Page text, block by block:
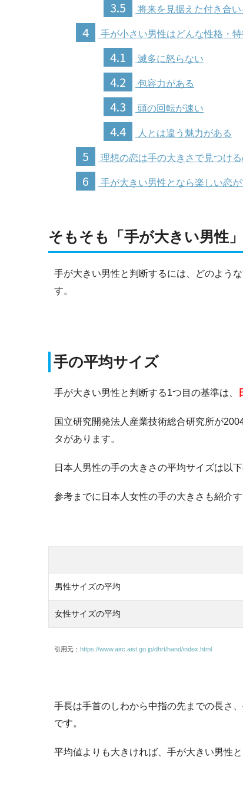
3.5 将来を見据えた付き合い
4 手が小さい男性はどんな性格・特
4.1 滅多に怒らない
4.2 包容力がある
4.3 頭の回転が速い
4.4 人とは違う魅力がある
5 理想の恋は手の大きさで見つける
6 手が大きい男性となら楽しい恋が
そもそも「手が大きい男性
手が大きい男性と判断するには、どのよう
す。
手の平均サイズ
手が大きい男性と判断する1つ目の基準は、
国立研究開発法人産業技術総合研究所が
タがあります。
日本人男性の手の大きさの平均サイズは以下
参考までに日本人女性の手の大きさも紹介
男性サイズの平均
女性サイズの平均
引用元： https://www.airc.aist.go.jp/dhrt/hand/index.html
手長は手首のしわから中指の先までの長さ
です。
平均値よりも大きければ、手が大きい男性